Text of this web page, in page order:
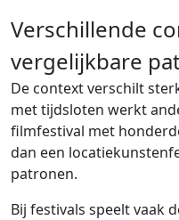
Verschillende
vergelijkbare
De context verschilt
met tijdsloten werkt
filmfestival met
dan een
patronen.
Bij festivals speelt vaak